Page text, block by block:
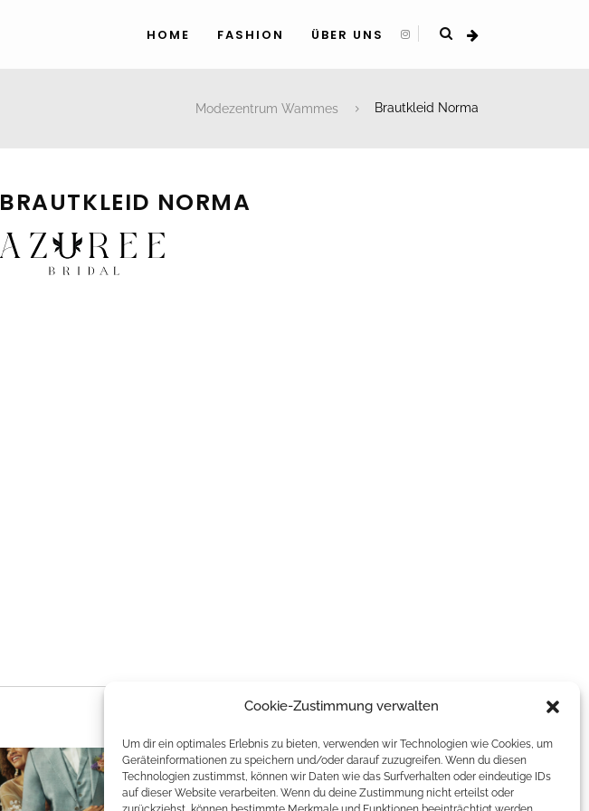
Cookie-Zustimmung verwalten
Um dir ein optimales Erlebnis zu bieten, verwenden wir Technologien wie Cookies, um
Geräteinformationen zu speichern und/oder darauf zuzugreifen. Wenn du diesen
Technologien zustimmst, können wir Daten wie das Surfverhalten oder eindeutige IDs
auf dieser Website verarbeiten. Wenn du deine Zustimmung nicht erteilst oder
HOME FASHION ÜBER UNS
Modezentrum Wammes Brautkleid Norma
BRAUTKLEID NORMA